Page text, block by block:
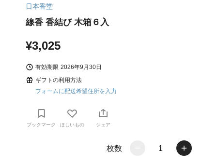
日本香堂
線香 香結び 木箱６入
¥3,025
有効期限 2026年9月30日
ギフトの利用方法
フォームに配送希望住所を入力
ブックマーク ほしいもの シェア
枚数 1